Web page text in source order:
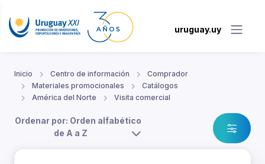
uruguay.uy
Inicio Centro de información
Comprador
Materiales promocionales
Catálogos
América del Norte
Visita comercial
Ordenar por: Orden alfabético
de A a Z